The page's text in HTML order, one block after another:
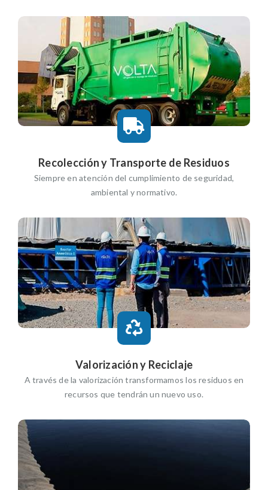
Recolección y Transporte de Residuos
Siempre en atención del cumplimiento de seguridad,
ambiental y normativo.
Valorización y Reciclaje
A través de la valorización transformamos los residuos en
recursos que tendrán un nuevo uso.